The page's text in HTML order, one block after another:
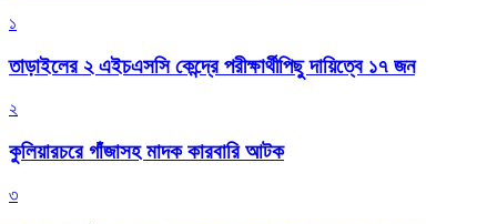
১
তাড়াইলের ২ এইচএসসি কেন্দ্রে পরীক্ষার্থীপিছু দায়িত্বে ১৭ জন
২
কুলিয়ারচরে গাঁজাসহ মাদক কারবারি আটক
৩